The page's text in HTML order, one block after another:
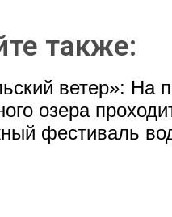
также:
ветер»: На
озера
фестиваль